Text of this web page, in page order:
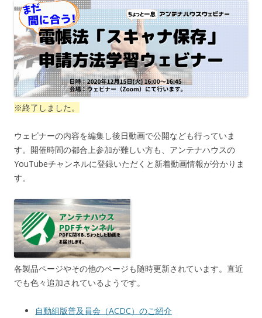
※終了しました。
ウェビナーの内容を編集し後日動画で公開なども行っていま
す。開催時間の都合上参加が難しい方も、アンテナハウスの
YouTubeチャンネルに登録いただくと新着動画情報が分かりま
す。
各製品ページやその他のページも随時更新されています。直近
でも色々追加されているようです。
自動組版普及員会（ACDC）のご紹介